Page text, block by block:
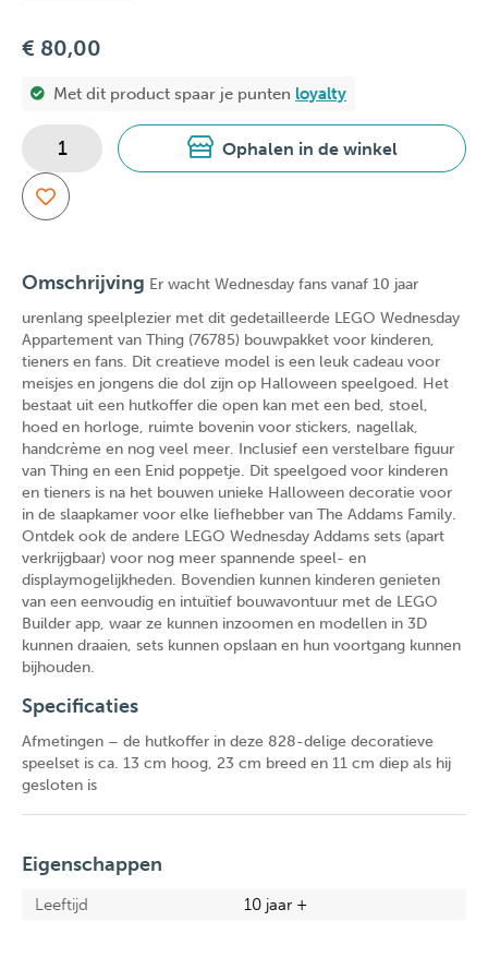
€ 80,00
Met dit product spaar je punten loyalty
Ophalen in de winkel
Omschrijving Er wacht Wednesday fans vanaf 10 jaar
urenlang speelplezier met dit gedetailleerde LEGO Wednesday
Appartement van Thing (76785) bouwpakket voor kinderen,
tieners en fans. Dit creatieve model is een leuk cadeau voor
meisjes en jongens die dol zijn op Halloween speelgoed. Het
bestaat uit een hutkoffer die open kan met een bed, stoel,
hoed en horloge, ruimte bovenin voor stickers, nagellak,
handcrème en nog veel meer. Inclusief een verstelbare figuur
van Thing en een Enid poppetje. Dit speelgoed voor kinderen
en tieners is na het bouwen unieke Halloween decoratie voor
in de slaapkamer voor elke liefhebber van The Addams Family.
Ontdek ook de andere LEGO Wednesday Addams sets (apart
verkrijgbaar) voor nog meer spannende speel- en
displaymogelijkheden. Bovendien kunnen kinderen genieten
van een eenvoudig en intuïtief bouwavontuur met de LEGO
Builder app, waar ze kunnen inzoomen en modellen in 3D
kunnen draaien, sets kunnen opslaan en hun voortgang kunnen
bijhouden.
Specificaties
Afmetingen – de hutkoffer in deze 828-delige decoratieve
speelset is ca. 13 cm hoog, 23 cm breed en 11 cm diep als hij
gesloten is
Eigenschappen
Leeftijd 10 jaar +